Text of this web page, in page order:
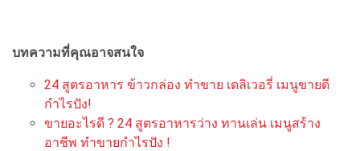
บทความที่คุณอาจสนใจ
24 สูตรอาหาร ข้าวกล่อง ทำขาย เดลิเวอรี่ เมนูขายดี
กำไรปัง!
ขายอะไรดี ? 24 สูตรอาหารว่าง ทานเล่น เมนูสร้าง
อาชีพ ทำขายกำไรปัง !